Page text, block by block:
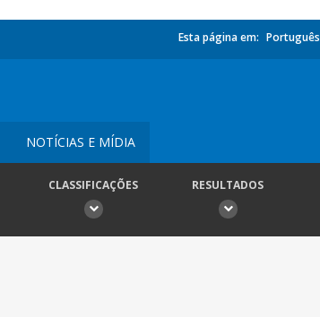
Esta página em: Português
NOTÍCIAS E MÍDIA
CLASSIFICAÇÕES RESULTADOS